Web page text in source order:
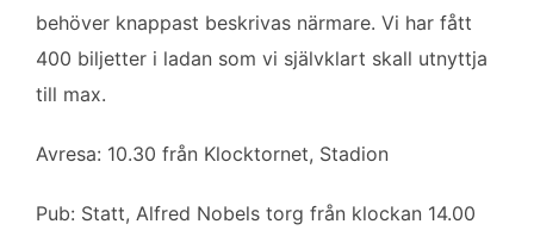
behöver knappast beskrivas närmare. Vi har fått
400 biljetter i ladan som vi självklart skall utnyttja
till max.
Avresa: 10.30 från Klocktornet, Stadion
Pub: Statt, Alfred Nobels torg från klockan 14.00